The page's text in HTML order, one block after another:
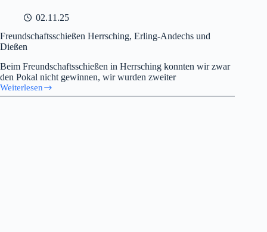
02.11.25
Freundschaftsschießen Herrsching, Erling-Andechs und
Dießen
Beim Freundschaftsschießen in Herrsching konnten wir zwar
den Pokal nicht gewinnen, wir wurden zweiter
Weiterlesen
Freundschaftsschießen